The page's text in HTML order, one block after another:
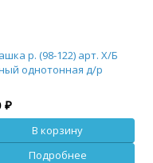
р. (98-122) арт. Х/Б
однотонная д/р
₽
В корзину
Подробнее